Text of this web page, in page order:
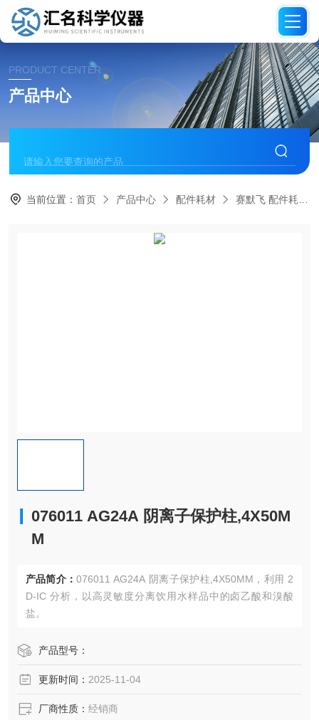
PRODUCT CENTER
产品中心
当前位置：首页 产品中心 配件耗材 赛默飞 配件耗材
076011 AG24A 阴离子保护柱,4X50M
M
产品简介： 076011 AG24A 阴离子保护柱,4X50MM，利用 2
D-IC 分析，以高灵敏度分离饮用水样品中的卤乙酸和溴酸
盐。
产品型号：
更新时间： 2025-11-04
厂商性质： 经销商